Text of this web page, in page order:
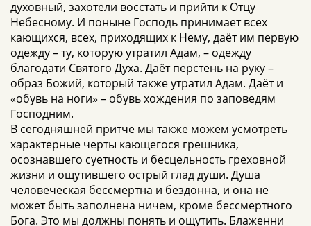
духовный, захотели восстать и прийти к Отцу
Небесному. И поныне Господь принимает всех
кающихся, всех, приходящих к Нему, даёт им первую
одежду – ту, которую утратил Адам, – одежду
благодати Святого Духа. Даёт перстень на руку –
образ Божий, который также утратил Адам. Даёт и
«обувь на ноги» – обувь хождения по заповедям
Господним.
В сегодняшней притче мы также можем усмотреть
характерные черты кающегося грешника,
осознавшего суетность и бесцельность греховной
жизни и ощутившего острый глад души. Душа
человеческая бессмертна и бездонна, и она не
может быть заполнена ничем, кроме бессмертного
Бога. Это мы должны понять и ощутить. Блаженни